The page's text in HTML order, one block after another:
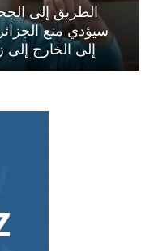
الطريق إلى
سيؤدي منع
إلى الخارج إلى